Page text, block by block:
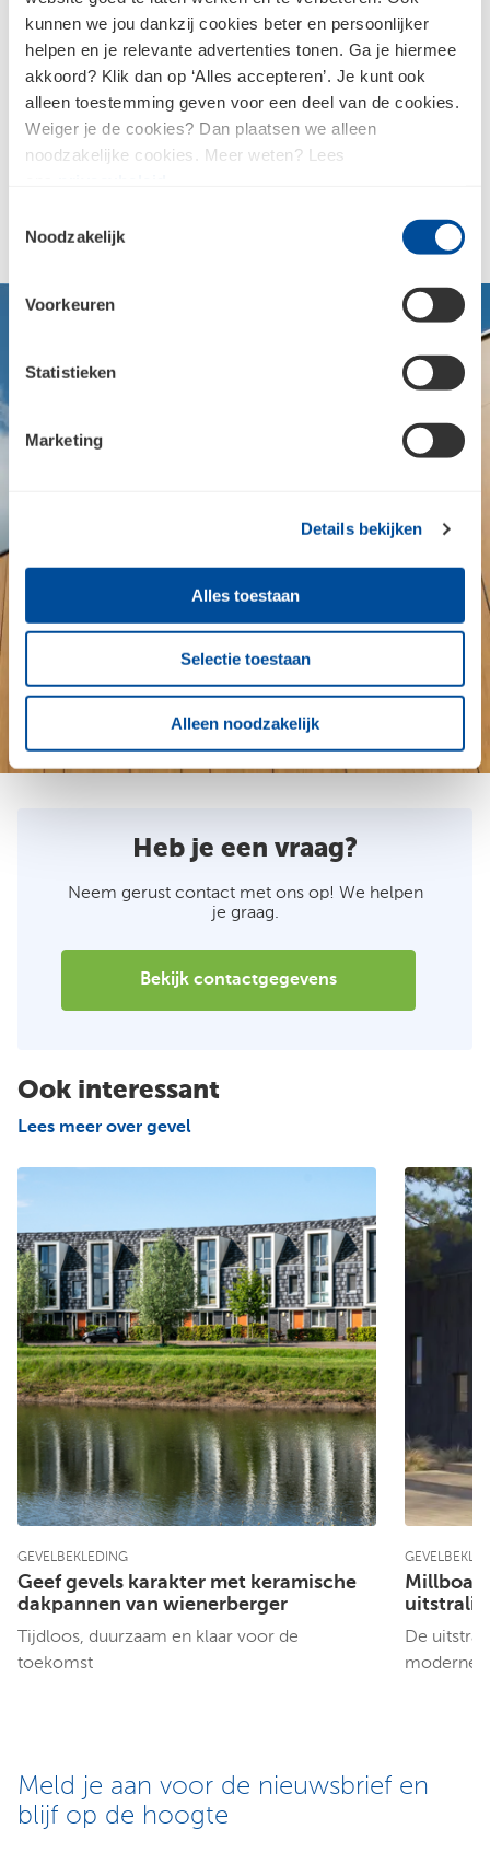
kunnen we jou dankzij cookies beter en persoonlijker
helpen en je relevante advertenties tonen. Ga je hiermee
akkoord? Klik dan op ‘Alles accepteren’. Je kunt ook
alleen toestemming geven voor een deel van de cookies.
Weiger je de cookies? Dan plaatsen we alleen
noodzakelijke cookies. Meer weten? Lees
Noodzakelijk
Voorkeuren
Statistieken
Marketing
Details bekijken
Alles toestaan
Selectie toestaan
Alleen noodzakelijk
Kleurecht en weerbestendig
Dankzij de uitstekende kleurstabiliteit blijft de gevel er jaar
na jaar uitzien zoals op de dag van oplevering. Waar echt
hout vergrijst of verweert, behoudt Rockpanel Textured
weersomstandigheden.
Heb je een vraag?
Neem gerust contact met ons op! We helpen
je graag.
Bekijk contactgegevens
Ook interessant
Lees meer over gevel
GEVELBEKLEDING
Geef gevels karakter met keramische
dakpannen van wienerberger
Tijdloos, duurzaam en klaar voor de
toekomst
De
moderne
Meld je aan voor de nieuwsbrief en
blijf op de hoogte